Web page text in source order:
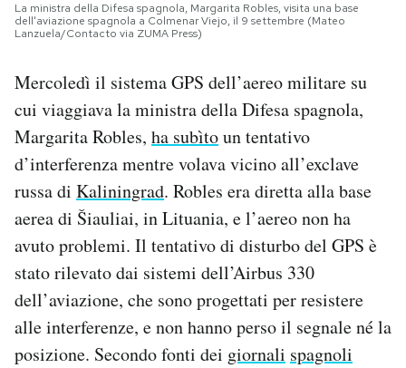
SHOP
CALENDARIO
AREA PERSONALE
Area Personale
Newsletter
Notifiche mobile
Regala il Post
Hai bisogno di aiuto?
La ministra della Difesa spagnola, Margarita Robles, visita una base
dell'aviazione spagnola a Colmenar Viejo, il 9 settembre (Mateo
Lanzuela/Contacto via ZUMA Press)
Mercoledì il sistema GPS dell’aereo militare su
cui viaggiava la ministra della Difesa spagnola,
Margarita Robles, ha subìtoun tentativo
d’interferenza mentre volava vicino all’exclave
russa di Kaliningrad. Robles era diretta alla base
aerea di Šiauliai, in Lituania, e l’aereo non ha
avuto problemi. Il tentativo di disturbo del GPS è
stato rilevato dai sistemi dell’Airbus 330
dell’aviazione, che sono progettati per resistere
alle interferenze, e non hanno perso il segnale né la
posizione. Secondo fonti dei giornali spagnoli